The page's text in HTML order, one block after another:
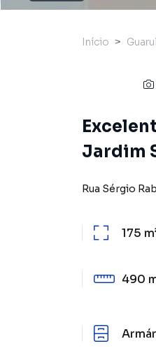
Início
Jardim
Rua Sérgio
175
490